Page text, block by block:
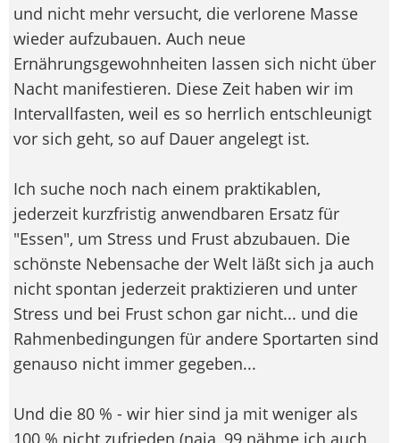
und nicht mehr versucht, die verlorene Masse
wieder aufzubauen. Auch neue
Ernährungsgewohnheiten lassen sich nicht über
Nacht manifestieren. Diese Zeit haben wir im
Intervallfasten, weil es so herrlich entschleunigt
vor sich geht, so auf Dauer angelegt ist.
Ich suche noch nach einem praktikablen,
jederzeit kurzfristig anwendbaren Ersatz für
"Essen", um Stress und Frust abzubauen. Die
schönste Nebensache der Welt läßt sich ja auch
nicht spontan jederzeit praktizieren und unter
Stress und bei Frust schon gar nicht... und die
Rahmenbedingungen für andere Sportarten sind
genauso nicht immer gegeben...
Und die 80 % - wir hier sind ja mit weniger als
100 % nicht zufrieden (naja, 99 nähme ich auch